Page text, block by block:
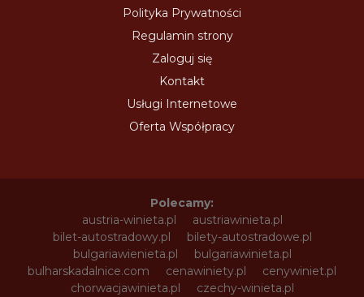
Polityka Prywatności
Regulamin strony
Zaloguj się
Kontakt
Usługi Internetowe
Oferta Współpracy
Polecamy:
austria-winieta.pl
austriawinieta.pl
bilet-autostradowy.pl
bilety-autostradowe.pl
bulgariawienieta.pl
bulgariawinieta.pl
bulharskadalnice.com
cenawiniety.pl
cenywiniet.pl
chorwacjawinieta.pl
czechy-winieta.pl